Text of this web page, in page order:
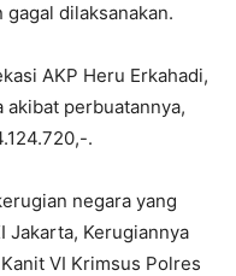
dilaksanakan.
AKP Heru Erkahadi,
akibat perbuatannya,
.
negara yang
Jakarta, Kerugiannya
VI Krimsus Polres